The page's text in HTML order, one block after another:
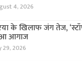
4, 2026
के खिलाफ जंग तेज,
आगाज
29, 2026